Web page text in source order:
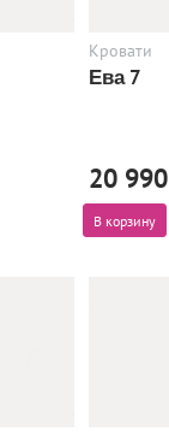
Кровати
Ева 7
20 990
В корзину